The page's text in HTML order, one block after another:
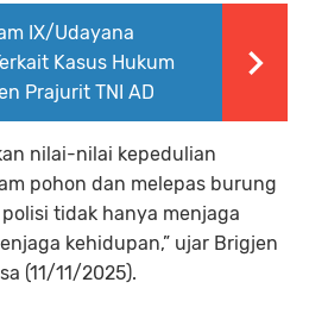
IX/Udayana
Kasus Hukum
Prajurit TNI AD
nilai-nilai kepedulian
pohon dan melepas burung
tidak hanya menjaga
kehidupan,” ujar Brigjen
(11/11/2025).